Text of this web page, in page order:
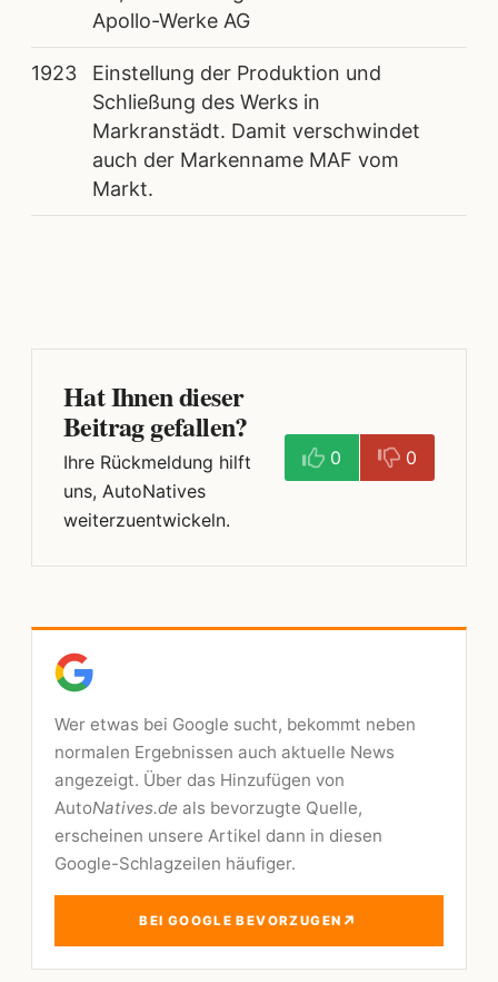
Apollo-Werke AG
1923
Einstellung der Produktion und
Schließung des Werks in
Markranstädt. Damit verschwindet
auch der Markenname MAF vom
Markt.
Hat Ihnen dieser
Beitrag gefallen?
Ihre Rückmeldung hilft
uns, AutoNatives
weiterzuentwickeln.
0 0
Wer etwas bei Google sucht, bekommt neben
normalen Ergebnissen auch aktuelle News
angezeigt. Über das Hinzufügen von
AutoNatives.de als bevorzugte Quelle,
erscheinen unsere Artikel dann in diesen
Google-Schlagzeilen häufiger.
BEI GOOGLE BEVORZUGEN ↗